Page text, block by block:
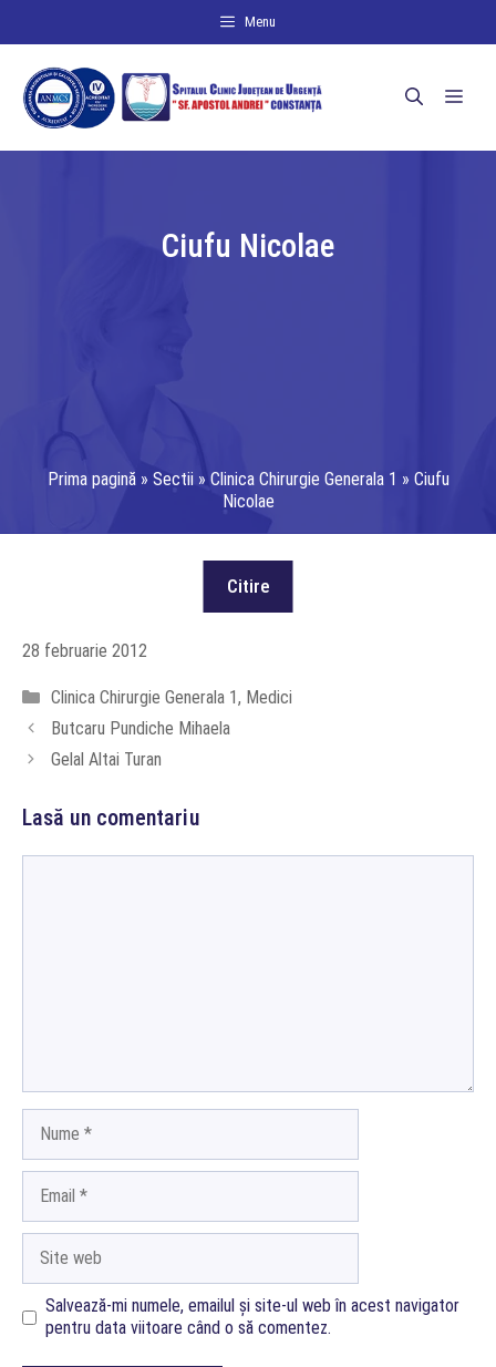
Menu
Ciufu Nicolae
Prima pagină » Sectii » Clinica Chirurgie Generala 1 » Ciufu
Nicolae
28 februarie 2012
Categorii
Clinica Chirurgie Generala 1, Medici
Butcaru Pundiche Mihaela
Gelal Altai Turan
Lasă un comentariu
web
Salvează-mi numele, emailul și site-ul web în acest navigator
pentru data viitoare când o să comentez.